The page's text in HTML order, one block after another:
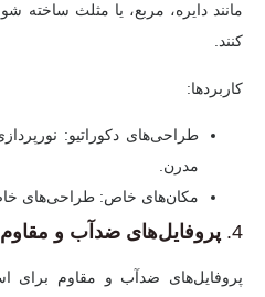
مانند دایره، مربع، یا مثلث ساخته
کنند.
کاربردها:
طراحی‌های دکوراتیو:
مدرن.
مکان‌های خاص: طراحی‌های
4. پروفایل‌های ضدآب و مقاوم
پروفایل‌های ضدآب و مقاوم برای